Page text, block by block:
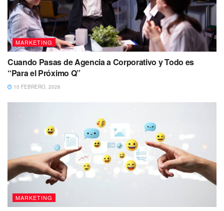
MARKETING
Cuando Pasas de Agencia a Corporativo y Todo es
“Para el Próximo Q”
10 FEBRERO, 2026
MARKETING